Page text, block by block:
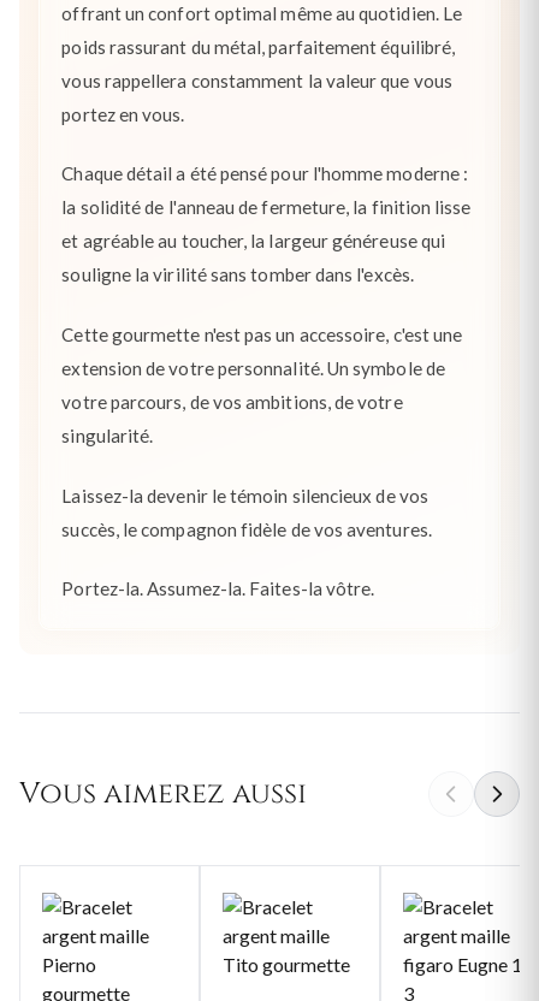
offrant un confort optimal même au quotidien. Le
poids rassurant du métal, parfaitement équilibré,
vous rappellera constamment la valeur que vous
portez en vous.
Chaque détail a été pensé pour l'homme moderne :
la solidité de l'anneau de fermeture, la finition lisse
et agréable au toucher, la largeur généreuse qui
souligne la virilité sans tomber dans l'excès.
Cette gourmette n'est pas un accessoire, c'est une
extension de votre personnalité. Un symbole de
votre parcours, de vos ambitions, de votre
singularité.
Laissez-la devenir le témoin silencieux de vos
succès, le compagnon fidèle de vos aventures.
Portez-la. Assumez-la. Faites-la vôtre.
Vous aimerez aussi